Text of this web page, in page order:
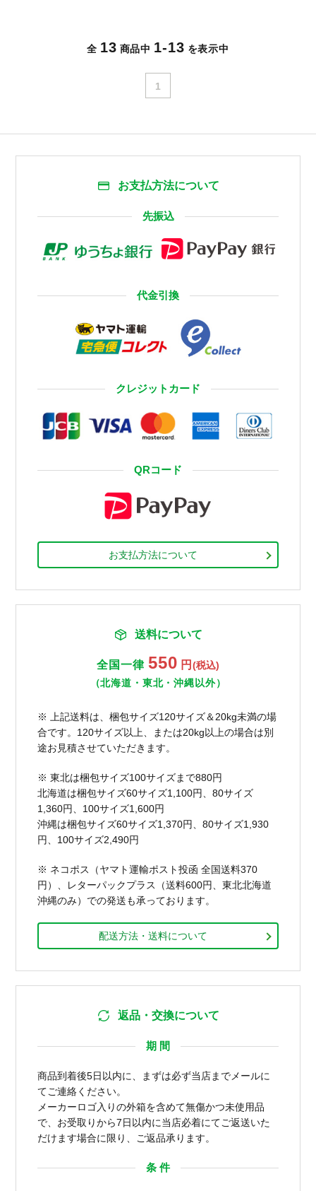
全 13 商品中 1-13 を表示中
1
お支払方法について
先振込
代金引換
クレジットカード
QRコード
お支払方法について
送料について
全国一律 550 円 (税込)
（北海道・東北・沖縄以外）
※ 上記送料は、梱包サイズ120サイズ＆20kg未満の場
合です。120サイズ以上、または20kg以上の場合は別
途お見積させていただきます。
※ 東北は梱包サイズ100サイズまで880円
北海道は梱包サイズ60サイズ1,100円、80サイズ
1,360円、100サイズ1,600円
沖縄は梱包サイズ60サイズ1,370円、80サイズ1,930
円、100サイズ2,490円
※ ネコポス（ヤマト運輸ポスト投函 全国送料370
円）、レターパックプラス（送料600円、東北北海道
沖縄のみ）での発送も承っております。
配送方法・送料について
返品・交換について
期 間
商品到着後5日以内に、まずは必ず当店までメールに
てご連絡ください。
メーカーロゴ入りの外箱を含めて無傷かつ未使用品
で、お受取りから7日以内に当店必着にてご返送いた
だけます場合に限り、ご返品承ります。
条 件